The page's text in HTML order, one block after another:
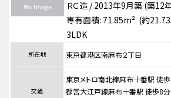
ＲＣ造 / 2013年9月築 (築12
専有面積: 71.85m² (約
3LDK
所在地 東京都港区南麻布２丁目
交通
東京メトロ南北線麻布十番駅 徒
都営大江戸線麻布十番駅 徒歩8分